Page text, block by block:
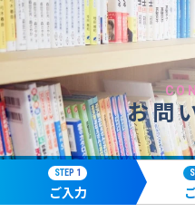
お問
STEP 1
ご入力